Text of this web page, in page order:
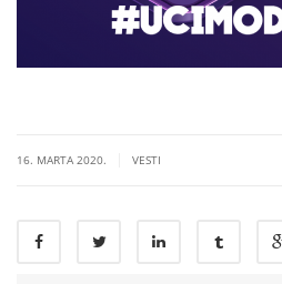
16. MARTA 2020. VESTI